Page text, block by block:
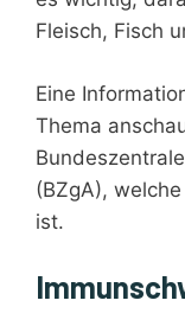
Fleisch, Fisch
Eine
Thema
(BZgA),
ist.